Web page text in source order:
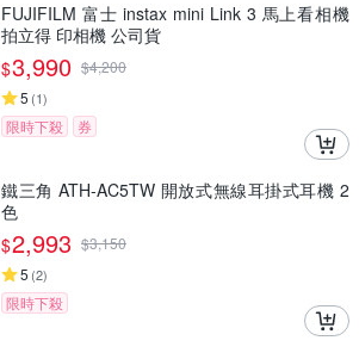
FUJIFILM 富士 instax mini Link 3 馬上看相機
拍立得 印相機 公司貨
$3,990 $4,200
5 (1)
限時下殺 券
鐵三角 ATH-AC5TW 開放式無線耳掛式耳機 2
色
$2,993 $3,150
5 (2)
限時下殺